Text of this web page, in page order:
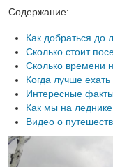
Содержание:
Как добраться до
Сколько стоит
Сколько времени
Когда лучше
Интересные
Как мы на
Видео о